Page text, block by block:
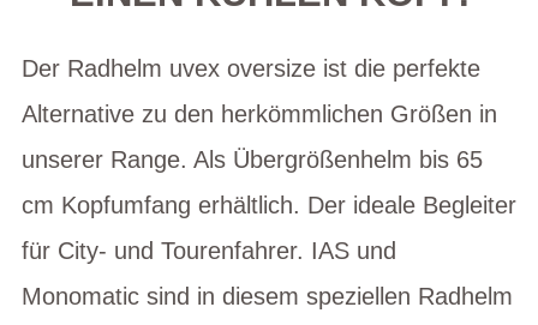
Der Radhelm uvex oversize ist die perfekte
Alternative zu den herkömmlichen Größen in
unserer Range. Als Übergrößenhelm bis 65
cm Kopfumfang erhältlich. Der ideale Begleiter
für City- und Tourenfahrer. IAS und
Monomatic sind in diesem speziellen Radhelm